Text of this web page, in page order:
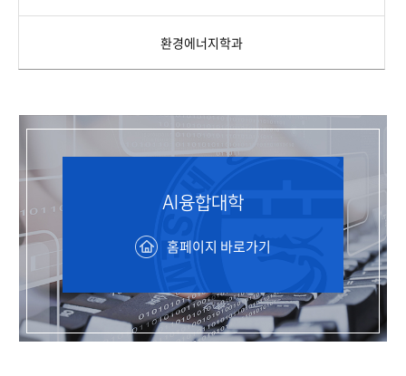
환경에너지학과
AI융합대학
홈페이지 바로가기